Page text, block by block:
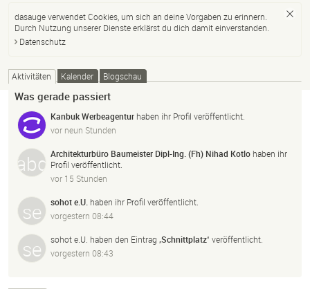
dasauge verwendet Cookies, um sich an deine Vorgaben zu erinnern.
Durch Nutzung unserer Dienste erklärst du dich damit einverstanden.
Datenschutz
Aktivitäten Kalender Blogschau
Was gerade passiert
Kanbuk Werbeagentur haben ihr Profil veröffentlicht.
vor neun Stunden
Architekturbüro Baumeister Dipl-Ing. (Fh) Nihad Kotlo haben ihr
Profil veröffentlicht.
vor 15 Stunden
sohot e.U. haben ihr Profil veröffentlicht.
vorgestern 08:44
sohot e.U. haben den Eintrag „Schnittplatz“ veröffentlicht.
vorgestern 08:43